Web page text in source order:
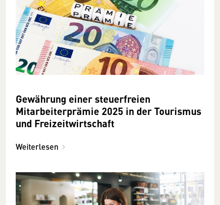
Gewährung einer steuerfreien
Mitarbeiterprämie 2025 in der Tourismus
und Freizeitwirtschaft
Weiterlesen